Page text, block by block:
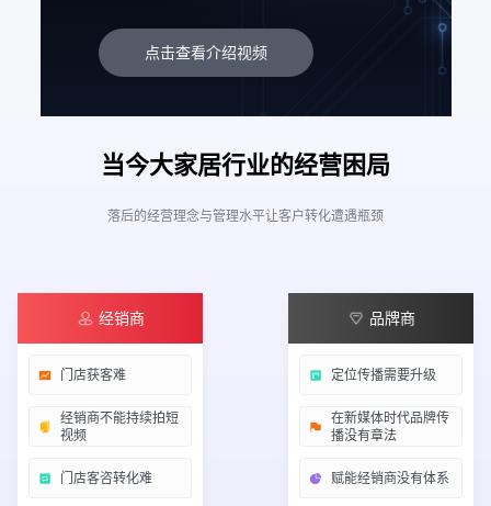
点击查看介绍视频
当今大家居行业的经营困局
落后的经营理念与管理水平让客户转化遭遇瓶颈
经销商
门店获客难
经销商不能持续拍短
视频
门店客咨转化难
品牌商
定位传播需要升级
在新媒体时代品牌传
播没有章法
赋能经销商没有体系